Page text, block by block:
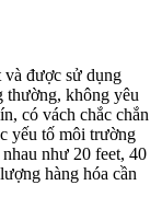
và được sử dụng
thường, không yêu
có vách chắc chắn
yếu tố môi trường
như 20 feet, 40
hàng hóa cần